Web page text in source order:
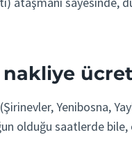
Yenibosna,
saatlerde bile,